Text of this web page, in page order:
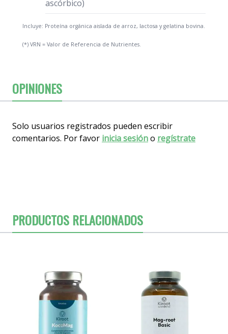
ascórbico)
Incluye: Proteína orgánica aislada de arroz, lactosa y gelatina bovina.
(*) VRN = Valor de Referencia de Nutrientes.
OPINIONES
Solo usuarios registrados pueden escribir
comentarios. Por favor inicia sesióno regístrate
PRODUCTOS RELACIONADOS